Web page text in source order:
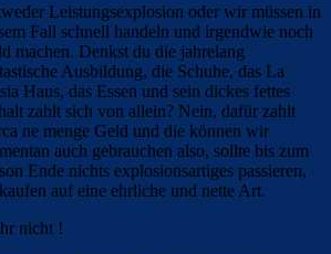
Leistungsexplosion oder wir müssen in
Fall schnell handeln und irgendwie noch
machen. Denkst du die jahrelang
Ausbildung, die Schuhe, das La
Haus, das Essen und sein dickes fettes
zahlt sich von allein? Nein, dafür zahlt
ne menge Geld und die können wir
auch gebrauchen also, sollte bis zum
Ende nichts explosionsartiges passieren,
auf eine ehrliche und nette Art.
nicht !